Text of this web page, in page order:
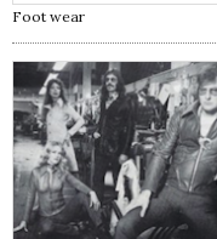
Foot wear